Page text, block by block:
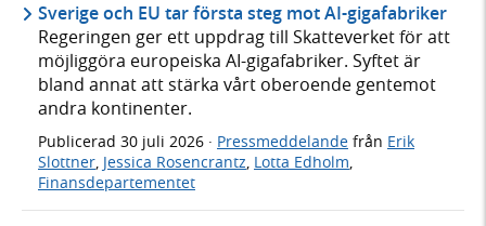
Sverige och EU tar första steg mot AI-gigafabriker
Regeringen ger ett uppdrag till Skatteverket för att
möjliggöra europeiska AI-gigafabriker. Syftet är
bland annat att stärka vårt oberoende gentemot
andra kontinenter.
Publicerad 30 juli 2026 · Pressmeddelande från Erik
Slottner, Jessica Rosencrantz, Lotta Edholm,
Finansdepartementet